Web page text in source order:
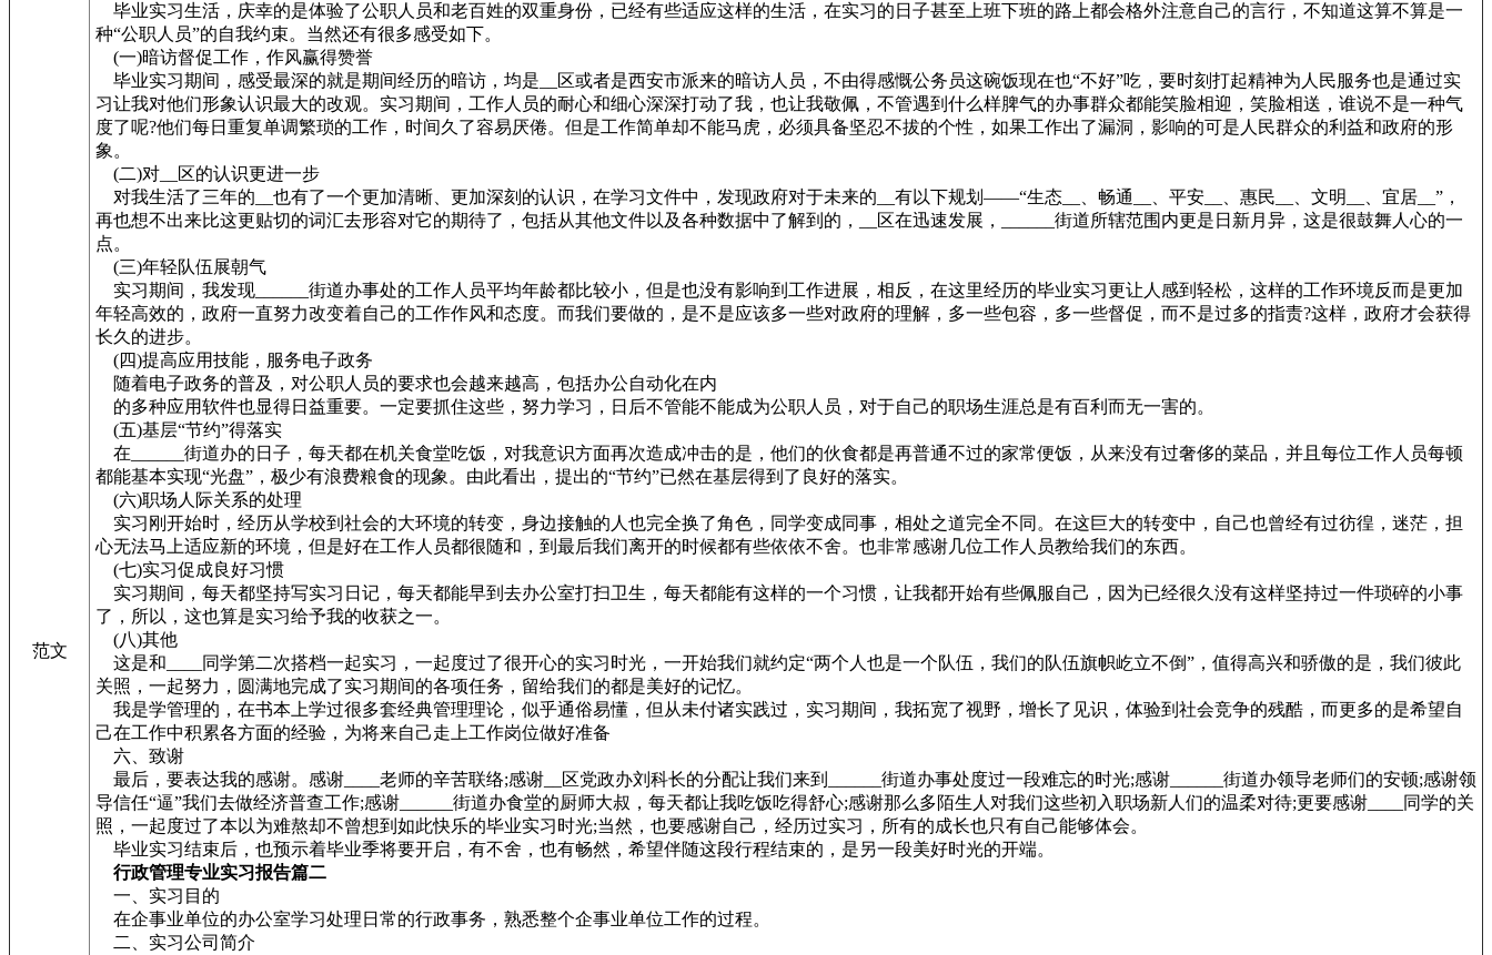
范文
毕业实习生活，庆幸的是体验了公职人员和老百姓的双重身份，已经有些适应这样的生活，在实习的日子甚至上班下班的路上都会格外注意自己的言行，不知道这算不算是一
种“公职人员”的自我约束。当然还有很多感受如下。
(一)暗访督促工作，作风赢得赞誉
毕业实习期间，感受最深的就是期间经历的暗访，均是__区或者是西安市派来的暗访人员，不由得感慨公务员这碗饭现在也“不好”吃，要时刻打起精神为人民服务也是通过实
习让我对他们形象认识最大的改观。实习期间，工作人员的耐心和细心深深打动了我，也让我敬佩，不管遇到什么样脾气的办事群众都能笑脸相迎，笑脸相送，谁说不是一种气
度了呢?他们每日重复单调繁琐的工作，时间久了容易厌倦。但是工作简单却不能马虎，必须具备坚忍不拔的个性，如果工作出了漏洞，影响的可是人民群众的利益和政府的形
象。
(二)对__区的认识更进一步
对我生活了三年的__也有了一个更加清晰、更加深刻的认识，在学习文件中，发现政府对于未来的__有以下规划——“生态__、畅通__、平安__、惠民__、文明__、宜居__”，
再也想不出来比这更贴切的词汇去形容对它的期待了，包括从其他文件以及各种数据中了解到的，__区在迅速发展，______街道所辖范围内更是日新月异，这是很鼓舞人心的一
点。
(三)年轻队伍展朝气
实习期间，我发现______街道办事处的工作人员平均年龄都比较小，但是也没有影响到工作进展，相反，在这里经历的毕业实习更让人感到轻松，这样的工作环境反而是更加
年轻高效的，政府一直努力改变着自己的工作作风和态度。而我们要做的，是不是应该多一些对政府的理解，多一些包容，多一些督促，而不是过多的指责?这样，政府才会获得
长久的进步。
(四)提高应用技能，服务电子政务
随着电子政务的普及，对公职人员的要求也会越来越高，包括办公自动化在内
的多种应用软件也显得日益重要。一定要抓住这些，努力学习，日后不管能不能成为公职人员，对于自己的职场生涯总是有百利而无一害的。
(五)基层“节约”得落实
在______街道办的日子，每天都在机关食堂吃饭，对我意识方面再次造成冲击的是，他们的伙食都是再普通不过的家常便饭，从来没有过奢侈的菜品，并且每位工作人员每顿
都能基本实现“光盘”，极少有浪费粮食的现象。由此看出，提出的“节约”已然在基层得到了良好的落实。
(六)职场人际关系的处理
实习刚开始时，经历从学校到社会的大环境的转变，身边接触的人也完全换了角色，同学变成同事，相处之道完全不同。在这巨大的转变中，自己也曾经有过彷徨，迷茫，担
心无法马上适应新的环境，但是好在工作人员都很随和，到最后我们离开的时候都有些依依不舍。也非常感谢几位工作人员教给我们的东西。
(七)实习促成良好习惯
实习期间，每天都坚持写实习日记，每天都能早到去办公室打扫卫生，每天都能有这样的一个习惯，让我都开始有些佩服自己，因为已经很久没有这样坚持过一件琐碎的小事
了，所以，这也算是实习给予我的收获之一。
(八)其他
这是和____同学第二次搭档一起实习，一起度过了很开心的实习时光，一开始我们就约定“两个人也是一个队伍，我们的队伍旗帜屹立不倒”，值得高兴和骄傲的是，我们彼此
关照，一起努力，圆满地完成了实习期间的各项任务，留给我们的都是美好的记忆。
我是学管理的，在书本上学过很多套经典管理理论，似乎通俗易懂，但从未付诸实践过，实习期间，我拓宽了视野，增长了见识，体验到社会竞争的残酷，而更多的是希望自
己在工作中积累各方面的经验，为将来自己走上工作岗位做好准备
六、致谢
最后，要表达我的感谢。感谢____老师的辛苦联络;感谢__区党政办刘科长的分配让我们来到______街道办事处度过一段难忘的时光;感谢______街道办领导老师们的安顿;感谢领
导信任“逼”我们去做经济普查工作;感谢______街道办食堂的厨师大叔，每天都让我吃饭吃得舒心;感谢那么多陌生人对我们这些初入职场新人们的温柔对待;更要感谢____同学的关
照，一起度过了本以为难熬却不曾想到如此快乐的毕业实习时光;当然，也要感谢自己，经历过实习，所有的成长也只有自己能够体会。
毕业实习结束后，也预示着毕业季将要开启，有不舍，也有畅然，希望伴随这段行程结束的，是另一段美好时光的开端。
行政管理专业实习报告篇二
一、实习目的
在企事业单位的办公室学习处理日常的行政事务，熟悉整个企事业单位工作的过程。
二、实习公司简介